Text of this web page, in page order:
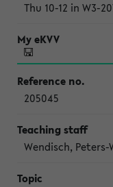
Thu 10-12 in W3-
205045
Wendisch, Peters-